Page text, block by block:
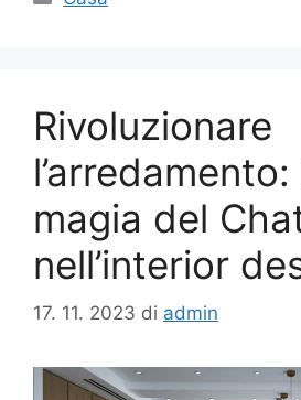
Rivoluzionare
l’arredamento:
magia del
nell’interior
17. 11. 2023 di admin